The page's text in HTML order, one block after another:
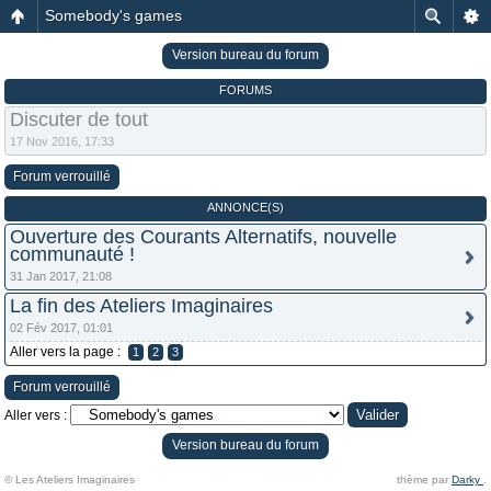
Somebody's games
Version bureau du forum
FORUMS
Discuter de tout
17 Nov 2016, 17:33
Forum verrouillé
ANNONCE(S)
Ouverture des Courants Alternatifs, nouvelle
communauté !
31 Jan 2017, 21:08
La fin des Ateliers Imaginaires
02 Fév 2017, 01:01
Aller vers la page : 1 2 3
Forum verrouillé
Aller vers :
Version bureau du forum
© Les Ateliers Imaginaires thème par Darky